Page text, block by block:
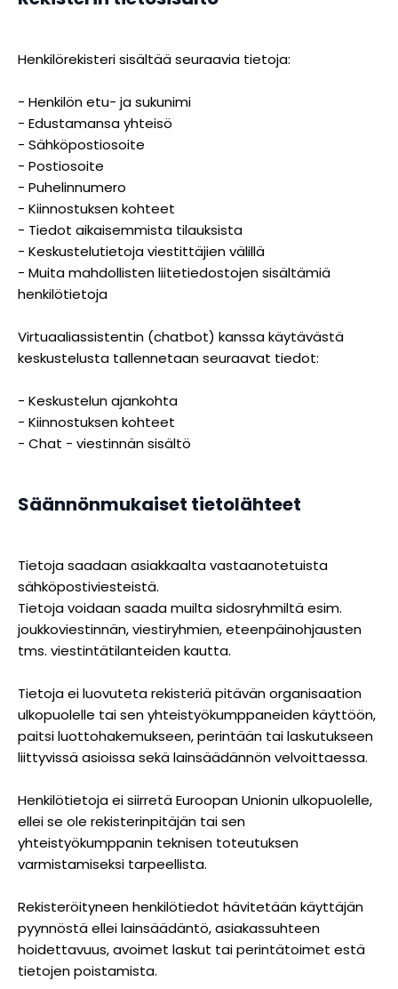
Henkilörekisteri sisältää seuraavia tietoja:
- Henkilön etu- ja sukunimi
- Edustamansa yhteisö
- Sähköpostiosoite
- Postiosoite
- Puhelinnumero
- Kiinnostuksen kohteet
- Tiedot aikaisemmista tilauksista
- Keskustelutietoja viestittäjien välillä
- Muita mahdollisten liitetiedostojen sisältämiä
henkilötietoja
Virtuaaliassistentin (chatbot) kanssa käytävästä
keskustelusta tallennetaan seuraavat tiedot:
- Keskustelun ajankohta
- Kiinnostuksen kohteet
- Chat - viestinnän sisältö
Säännönmukaiset tietolähteet
Tietoja saadaan asiakkaalta vastaanotetuista
sähköpostiviesteistä.
Tietoja voidaan saada muilta sidosryhmiltä esim.
joukkoviestinnän, viestiryhmien, eteenpäinohjausten
tms. viestintätilanteiden kautta.
Tietoja ei luovuteta rekisteriä pitävän organisaation
ulkopuolelle tai sen yhteistyökumppaneiden käyttöön,
paitsi luottohakemukseen, perintään tai laskutukseen
liittyvissä asioissa sekä lainsäädännön velvoittaessa.
Henkilötietoja ei siirretä Euroopan Unionin ulkopuolelle,
ellei se ole rekisterinpitäjän tai sen
yhteistyökumppanin teknisen toteutuksen
varmistamiseksi tarpeellista.
Rekisteröityneen henkilötiedot hävitetään käyttäjän
pyynnöstä ellei lainsäädäntö, asiakassuhteen
hoidettavuus, avoimet laskut tai perintätoimet estä
tietojen poistamista.